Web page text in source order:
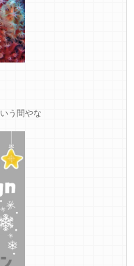
う間やな